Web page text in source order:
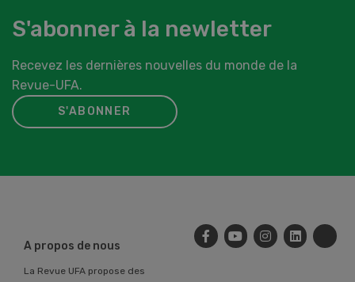
S'abonner à la newletter
Recevez les dernières nouvelles du monde de la
Revue-UFA.
S'ABONNER
A propos de nous
La Revue UFA propose des